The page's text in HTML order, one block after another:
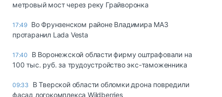
метровый мост через реку Грайворонка
17:49 Во Фрунзенском районе Владимира МАЗ
протаранил Lada Vesta
17:40
В Воронежской области фирму оштрафовали на
100 тыс. руб. за трудоустройство экс-таможенника
09:33
В Тверской области обломки дрона повредили
фасад логокомплекса Wildberries